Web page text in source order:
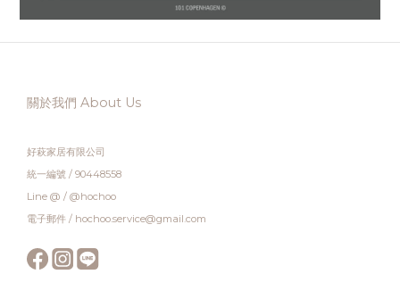
關於我們 About Us
好萩家居有限公司
統一編號 / 90448558
Line @ / @hochoo
電子郵件 / hochoo.service@gmail.com